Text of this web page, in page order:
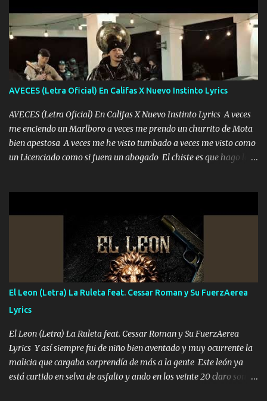
pero eso ya no va a pasar me perderé en la soledad Porque me
mirabas bonito si yo no fui el final feliz el final fue triste pa mí Y
duele no tenerte aquí sabiendo que moría por ti yo y la luna
cantamos y por ti nos embriagamos Quién sabe qué será de mí si
contigo fui muy feliz a lo mejor no lloró pero muy en el fondo te
AVECES (Letra Oficial) En Califas X Nuevo Instinto Lyrics
AVECES (Letra Oficial) En Califas X Nuevo Instinto Lyrics A veces
me enciendo un Marlboro a veces me prendo un churrito de Mota
bien apestosa A veces me he visto tumbado a veces me visto como
un Licenciado como si fuera un abogado El chiste es que hago lo
corriente no quieren verte subir de level trucha mis plebes Música
A veces me pongo un sombrero a veces me ven la cachucha de lado
con la mirada siempre en alto A veces me fajó una super o a veces
me fajó una Glock siempre armado todas las generaciones yo
traigo El chiste es que hago lo que quiero pues así soy me mandó
yo tengo el control a todos yo les paro el dedo soy hocicon un
malcriado un malandrón Que Les importa no saben nada falsas
las risas las que me miran hay gente corriente no quieren ve...
El Leon (Letra) La Ruleta feat. Cessar Roman y Su FuerzAerea
Lyrics
El Leon (Letra) La Ruleta feat. Cessar Roman y Su FuerzAerea
Lyrics Y así siempre fui de niño bien aventado y muy ocurrente la
malicia que cargaba sorprendía de más a la gente Este león ya
está curtido en selva de asfalto y ando en los veinte 20 claro son